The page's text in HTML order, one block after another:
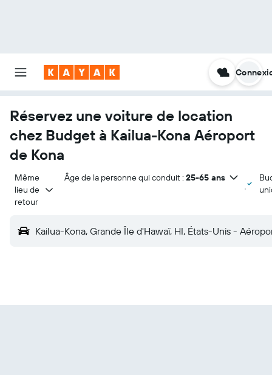
Réservez une voiture de location
chez Budget à Kailua-Kona Aéroport
de Kona
Même
lieu de
retour
Âge de la personne qui conduit : 25-65 ans
Kailua-Kona, Grande Île d'Hawaï, HI, États-Unis -